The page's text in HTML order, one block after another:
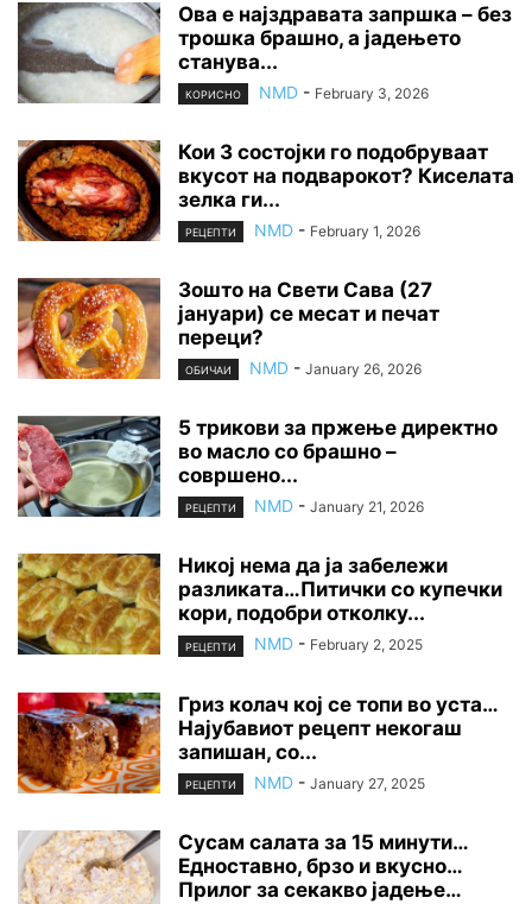
Ова е најздравата запршка – без
трошка брашно, а јадењето
станува...
КОРИСНО NMD - February 3, 2026
Кои 3 состојки го подобруваат
вкусот на подварокот? Киселата
зелка ги...
РЕЦЕПТИ NMD - February 1, 2026
Зошто на Свети Сава (27
јануари) се месат и печат
переци?
ОБИЧАИ NMD - January 26, 2026
5 трикови за пржење директно
во масло со брашно –
совршено...
РЕЦЕПТИ NMD - January 21, 2026
Никој нема да ја забележи
разликата…Питички со купечки
кори, подобри отколку...
РЕЦЕПТИ NMD - February 2, 2025
Гриз колач кој се топи во уста…
Најубавиот рецепт некогаш
запишан, со...
РЕЦЕПТИ NMD - January 27, 2025
Сусам салата за 15 минути…
Едноставно, брзо и вкусно…
Прилог за секакво јадење…